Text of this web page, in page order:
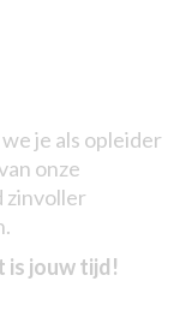
je als opleider
onze
zinvoller
is jouw tijd!